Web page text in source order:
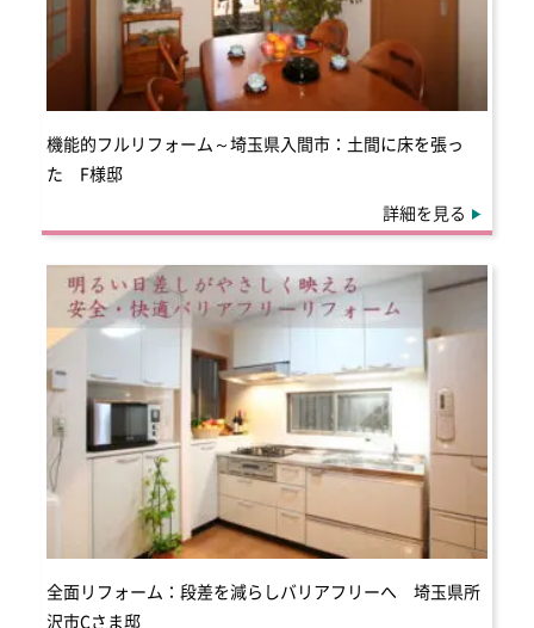
機能的フルリフォーム～埼玉県入間市：土間に床を張っ
た F様邸
詳細を見る
全面リフォーム：段差を減らしバリアフリーへ 埼玉県所
沢市Cさま邸